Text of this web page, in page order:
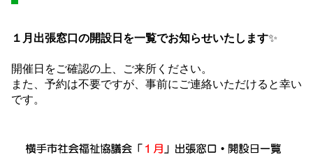
１月出張窓口の開設日を一覧でお知らせいたします✨
開催日をご確認の上、ご来所ください。
また、予約は不要ですが、事前にご連絡いただけると幸い
です。